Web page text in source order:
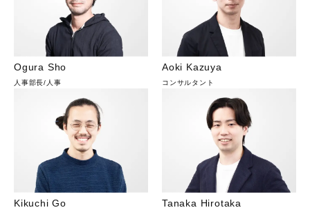
Ogura Sho
人事部長/ 人事
Aoki Kazuya
コンサルタント
Kikuchi Go Tanaka Hirotaka